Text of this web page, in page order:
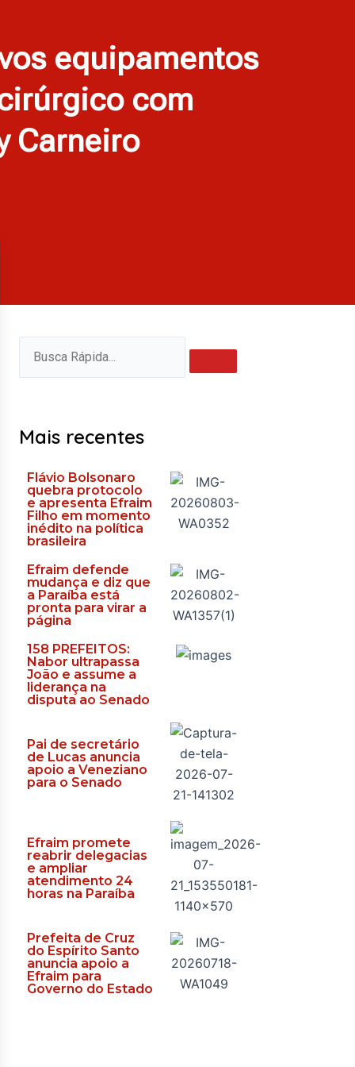
equipamentos
com
Carneiro
Mais recentes
Flávio Bolsonaro
quebra protocolo
e apresenta Efraim
Filho em momento
inédito na política
brasileira
Efraim defende
mudança e diz que
a Paraíba está
pronta para virar a
página
158 PREFEITOS:
Nabor ultrapassa
João e assume a
liderança na
disputa ao Senado
Pai de secretário
de Lucas anuncia
apoio a Veneziano
para o Senado
Efraim promete
reabrir delegacias
e ampliar
atendimento 24
horas na Paraíba
Prefeita de Cruz
do Espírito Santo
anuncia apoio a
Efraim para
Governo do Estado